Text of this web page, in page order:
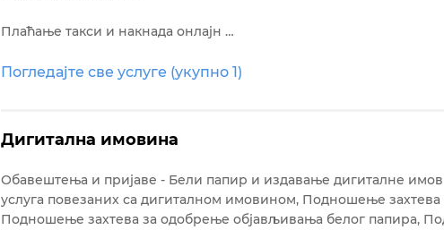
Плаћање такси и накнада онлајн
Погледајте све услуге (укупно 1)
Дигитална имовина
Обавештења и пријаве - Бели папир и издавање дигиталне
услуга повезаних са дигиталном имовином Подношење захтева
Подношење захтева за одобрење објављивања белог папира